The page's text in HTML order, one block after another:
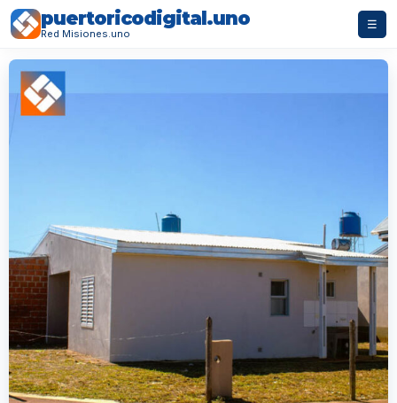
puertoricodigital.uno
Red Misiones.uno
☰